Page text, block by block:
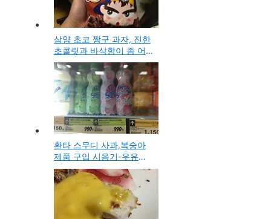
삼양 초코 짱구 과자, 진한
초콜릿과 바삭함이 좀 어
색한 느낌의 맛이된듯한
스넥 구입 시식기
환타 스무디 사과,복숭아
제품 구입 시음기-우유와
과즙이 들어간 라떼류의
음료수